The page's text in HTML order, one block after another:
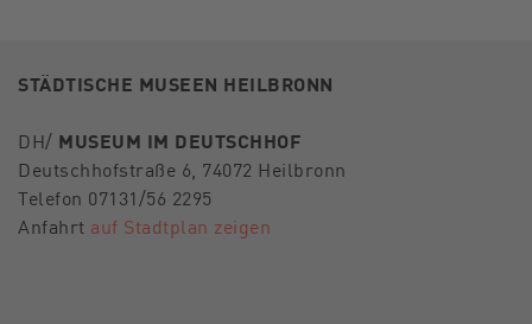
STÄDTISCHE MUSEEN HEILBRONN
DH/ MUSEUM IM DEUTSCHHOF
Deutschhofstraße 6, 74072 Heilbronn
Telefon 07131/56 2295
Anfahrt auf Stadtplan zeigen